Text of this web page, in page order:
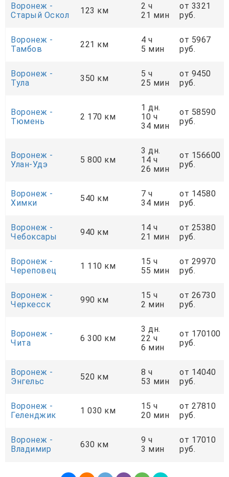
Воронеж -
Старый Оскол
123 км
2 ч
21 мин
от 3321
руб.
Воронеж -
Тамбов
221 км
4 ч
5 мин
от 5967
руб.
Воронеж -
Тула
350 км
5 ч
25 мин
от 9450
руб.
Воронеж -
Тюмень
2 170 км
1 дн.
10 ч
34 мин
от 58590
руб.
Воронеж -
Улан-Удэ
5 800 км
3 дн.
14 ч
26 мин
от 156600
руб.
Воронеж -
Химки
540 км
7 ч
34 мин
от 14580
руб.
Воронеж -
Чебоксары
940 км
14 ч
21 мин
от 25380
руб.
Воронеж -
Череповец
1 110 км
15 ч
55 мин
от 29970
руб.
Воронеж -
Черкесск
990 км
15 ч
2 мин
от 26730
руб.
Воронеж -
Чита
6 300 км
3 дн.
22 ч
6 мин
от 170100
руб.
Воронеж -
Энгельс
520 км
8 ч
53 мин
от 14040
руб.
Воронеж -
Геленджик
1 030 км
15 ч
20 мин
от 27810
руб.
Воронеж -
Владимир
630 км
9 ч
3 мин
от 17010
руб.